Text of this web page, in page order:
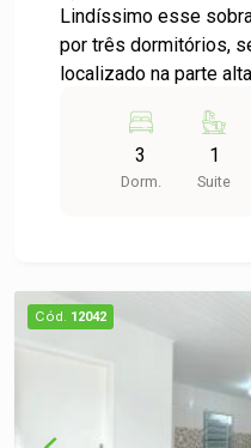
Lindíssimo esse
por três dormitórios,
localizado na parte
acesso ao centro da cidade. O imóvel
pra morar, já com
acabamentos nos
3
Dorm.
1
Suite
Cód. 12042